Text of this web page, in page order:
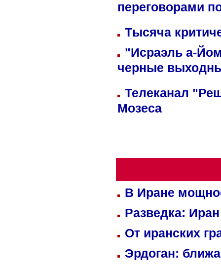
переговорами
Тысяча
"Исраэль а-
черные
Телеканал
Мозеса
В Иране
Разведка:
От иранских
Эрдоган: